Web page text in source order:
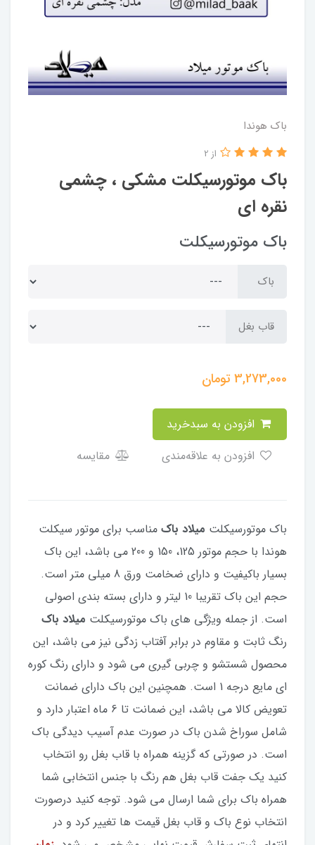
باک هوندا
باک موتورسیکلت مشکی ، چشمی
نقره ای
از 2
باک موتورسیکلت
باک
قاب بغل
3,273,000تومان
مقایسه
باک موتورسیکلت میلاد باک مناسب برای موتور سیکلت
هوندا با حجم موتور 125، 150 و 200 می باشد، این باک
بسیار باکیفیت و دارای ضخامت ورق 8 میلی متر است.
حجم این باک تقریبا 10 لیتر و دارای بسته بندی اصولی
است. از جمله ویژگی های باک موتورسیکلت میلاد باک
رنگ ثابت و مقاوم در برابر آفتاب زدگی نیز می باشد، این
محصول شستشو و چربی گیری می شود و دارای رنگ کوره
ای مایع درجه 1 است. همچنین این باک دارای ضمانت
تعویض کالا می باشد، این ضمانت تا 6 ماه اعتبار دارد و
شامل سوراخ شدن باک در صورت عدم آسیب دیدگی باک
است. در صورتی که گزینه همراه با قاب بغل رو انتخاب
کنید یک جفت قاب بغل هم رنگ با جنس انتخابی شما
همراه باک برای شما ارسال می شود. توجه کنید درصورت
انتخاب نوع باک و قاب بغل قیمت ها تغییر کرد و در